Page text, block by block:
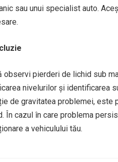
sau unui specialist auto.
observi pierderi de lichid sub
nivelurilor și identificarea
de gravitatea problemei, este
În cazul în care problema
a vehiculului tău.